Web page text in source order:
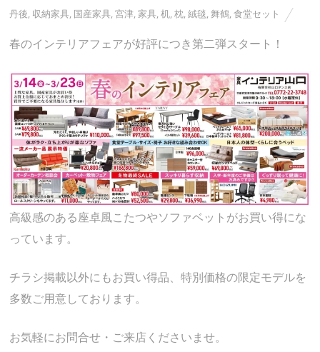
丹後, 収納家具, 国産家具,宮津,家具,机,枕,絨毯,舞鶴,食堂セット
春のインテリアフェアが好評につき第二弾スタート！
高級感のある座卓風こたつやソファベットがお買い得にな
っています。
チラシ掲載以外にもお買い得品、特別価格の限定モデルを
多数ご用意しております。
お気軽にお問合せ・ご来店くださいませ。